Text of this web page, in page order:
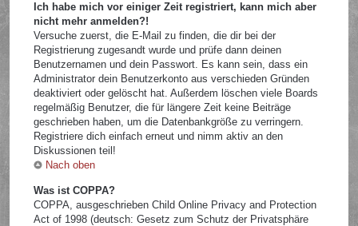
Ich habe mich vor einiger Zeit registriert, kann mich aber
nicht mehr anmelden?!
Versuche zuerst, die E-Mail zu finden, die dir bei der
Registrierung zugesandt wurde und prüfe dann deinen
Benutzernamen und dein Passwort. Es kann sein, dass ein
Administrator dein Benutzerkonto aus verschieden Gründen
deaktiviert oder gelöscht hat. Außerdem löschen viele Boards
regelmäßig Benutzer, die für längere Zeit keine Beiträge
geschrieben haben, um die Datenbankgröße zu verringern.
Registriere dich einfach erneut und nimm aktiv an den
Diskussionen teil!
Nach oben
Was ist COPPA?
COPPA, ausgeschrieben Child Online Privacy and Protection
Act of 1998 (deutsch: Gesetz zum Schutz der Privatsphäre